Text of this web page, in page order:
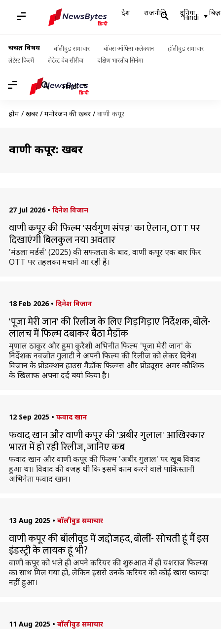
देश राजनीति दुनिया
Hindi
चर्चित विषय बॉलीवुड समाचार बॉक्स ऑफिस कलेक्शन
हॉलीवुड समाचार
लेटेस्ट फिल्में
लेटेस्ट वेब सीरीज दक्षिण भारतीय सिनेमा
Hindi
होम / खबरें / मनोरंजन की खबरें / वाणी कपूर
वाणी कपूर: खबरें
27 Jul 2026 • दिनेश विजान
वाणी कपूर की फिल्म 'सर्वगुण संपन्न' का ऐलान, OTT पर
दिखाएंगी बिलकुल नया अवतार
'मंडला मर्डर्स' (2025) की सफलता के बाद, वाणी कपूर एक बार फिर
OTT पर तहलका मचाने आ रही हैं।
18 Feb 2026 • दिनेश विजान
'पूजा मेरी जान' की रिलीज के लिए गिड़गिड़ाए निर्देशक, बोले-
लालच में फिल्म दबाकर बैठा मैडॉक
मृणाल ठाकुर और हुमा कुरैशी अभिनीत फिल्म 'पूजा मेरी जान' के
निर्देशक नवजोत गुलाटी ने अपनी फिल्म की रिलीज को लेकर दिनेश
विजान के प्रोडक्शन हाउस मैडॉक फिल्म्स और प्रोड्यूसर अमर कौशिक
के खिलाफ अपना दर्द बयां किया है।
12 Sep 2025 • फवाद खान
फवाद खान और वाणी कपूर की 'अबीर गुलाल' आखिरकार
भारत में हो रही रिलीज, जानिए कब
फवाद खान और वाणी कपूर की फिल्म 'अबीर गुलाल' पर खूब विवाद
हुआ था। विवाद की वजह थी कि इसमें काम करने वाले पाकिस्तानी
अभिनेता फवाद खान।
13 Aug 2025 • बॉलीवुड समाचार
वाणी कपूर की बॉलीवुड में जद्दाेजहद, बोलीं- सोचती हूं मैं इस
इंडस्ट्री के लायक हूं भी?
वाणी कपूर को भले ही अपने करियर की शुरुआत में ही यशराज फिल्म्स
का साथ मिल गया हो, लेकिन इससे उनके करियर को कोई खास फायदा
नहीं हुआ।
11 Aug 2025 • बॉलीवुड समाचार